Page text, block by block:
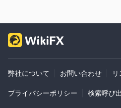
弊社について お問い合わせ
プライバシーポリシー 検索呼び